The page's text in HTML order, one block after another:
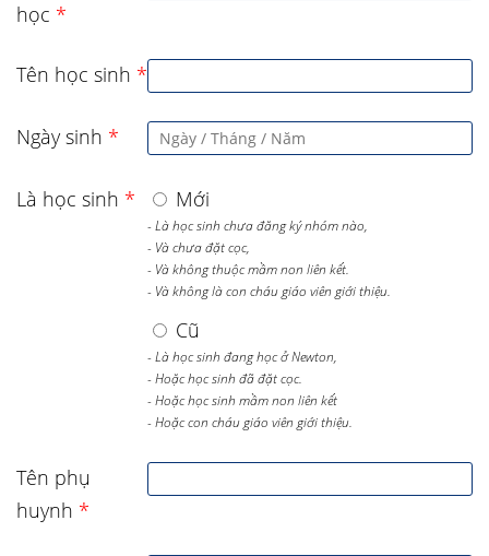
học *
Tên học sinh *
Ngày sinh *
Là học sinh * Mới
- Là học sinh chưa đăng ký nhóm nào,
- Và chưa đặt cọc,
- Và không thuộc mầm non liên kết.
- Và không là con cháu giáo viên giới thiệu.
Cũ
- Là học sinh đang học ở Newton,
- Hoặc học sinh đã đặt cọc.
- Hoặc học sinh mầm non liên kết
- Hoặc con cháu giáo viên giới thiệu.
Tên phụ
huynh *